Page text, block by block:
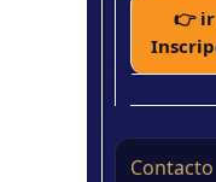
👉 ir
Contacto